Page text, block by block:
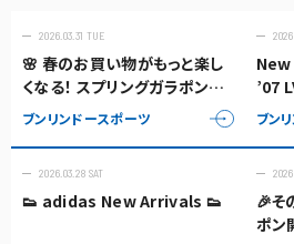
2026.03.31 TUE
🌸 春のお買い物がもっと楽し
くなる！ スプリングガラポンキ
ャンペーン開催中 🌸
ブンリンドースポーツ
’07
ブン
2026.03.28 SAT
👟 adidas New Arrivals 👟
🎉そ
ポン